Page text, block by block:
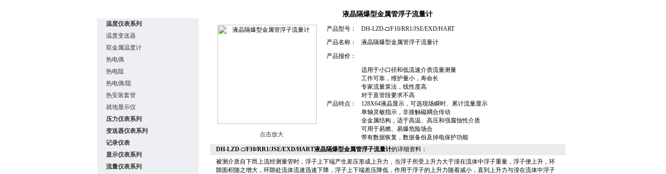
温度仪表系列
温度变送器
双金属温度计
热电偶
热电阻
热电偶/阻
热安装套管
就地显示仪
压力仪表系列
变送器仪表系列
记录仪表
显示仪表系列
流量仪表系列
液晶隔爆型金属管浮子流量计
点击放大
产品型号：
DH-LZD-□/F10/RR1/JSE/EXD/HART
产品名称：
液晶隔爆型金属管浮子流量计
产品报价：
产品特点：
适用于小口径和低流速介质流量测量
工作可靠，维护量小，寿命长
专家流量算法，线性度高
对于直管段要求不高
128X64液晶显示，可选现场瞬时、累计流量显示
单轴灵敏指示，非接触磁耦合传动
全金属结构，适于高温、高压和强腐蚀性介质
可用于易燃、易爆危险场合
带有数据恢复，数据备份及掉电保护功能
DH-LZD-□/F10/RR1/JSE/EXD/HART液晶隔爆型金属管浮子流量计的详细资料：
被测介质自下而上流经测量管时，浮子上下端产生差压形成上升力，当浮子所受上升力大于浸在流体中浮子重量，浮子便上升，环
隙面积随之增大，环隙处流体流速迅速下降，浮子上下端差压降低，作用于浮子的上升力随着减小，直到上升力与浸在流体中浮子